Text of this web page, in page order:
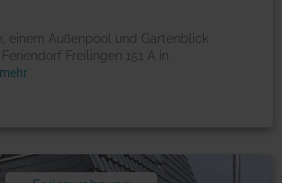
einem Außenpool und Gartenblick
Freilingen 151 A in
mehr